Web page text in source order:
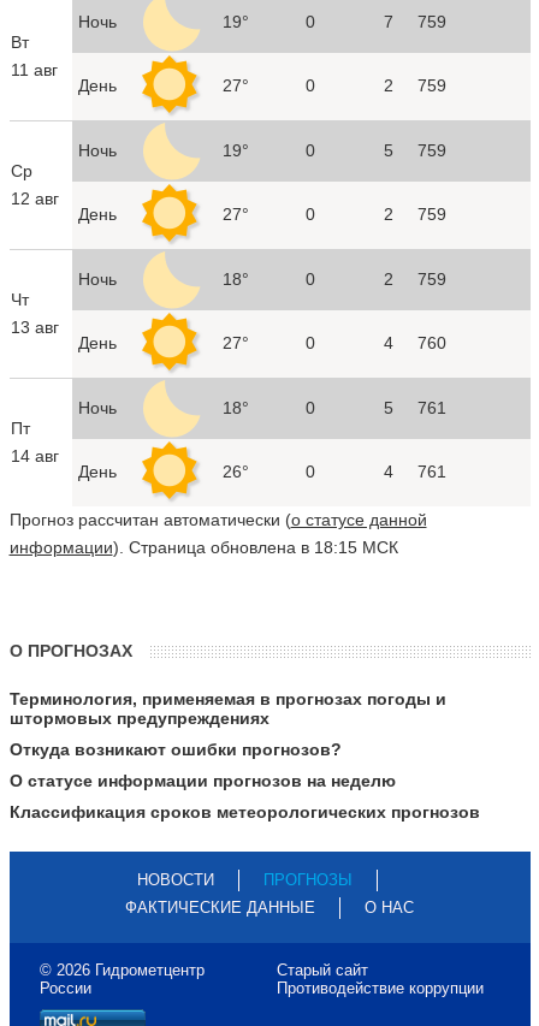
Вт
11 авг
Ночь 19° 0 7 759
День 27° 0 2 759
Ср
12 авг
Ночь 19° 0 5 759
День 27° 0 2 759
Чт
13 авг
Ночь 18° 0 2 759
День 27° 0 4 760
Пт
14 авг
Ночь 18° 0 5 761
День 26° 0 4 761
Прогноз рассчитан автоматически (о статусе данной
информации). Страница обновлена в 18:15 МСК
О ПРОГНОЗАХ
Терминология, применяемая в прогнозах погоды и
штормовых предупреждениях
Откуда возникают ошибки прогнозов?
О статусе информации прогнозов на неделю
Классификация сроков метеорологических прогнозов
НОВОСТИ
ПРОГНОЗЫ
ФАКТИЧЕСКИЕ ДАННЫЕ
О НАС
© 2026 Гидрометцентр
России
Старый сайт
Противодействие коррупции